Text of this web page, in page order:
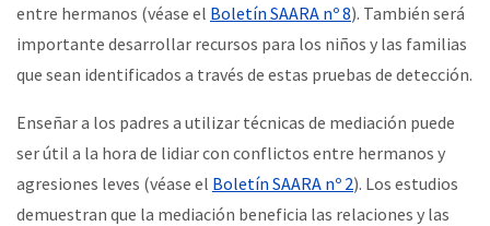
entre hermanos (véase el Boletín SAARA nº 8). También será
importante desarrollar recursos para los niños y las familias
que sean identificados a través de estas pruebas de detección.
Enseñar a los padres a utilizar técnicas de mediación puede
ser útil a la hora de lidiar con conflictos entre hermanos y
agresiones leves (véase el Boletín SAARA nº 2). Los estudios
demuestran que la mediación beneficia las relaciones y las